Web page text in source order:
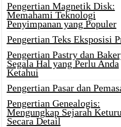
Pengertian Magnetik Disk:
Memahami Teknologi
Penyimpanan yang Populer
Pengertian Teks Eksposisi
Pengertian Pastry dan
Segala Hal yang Perlu Anda
Ketahui
Pengertian Pasar dan
Pengertian Genealogis:
Mengungkap Sejarah
Secara Detail